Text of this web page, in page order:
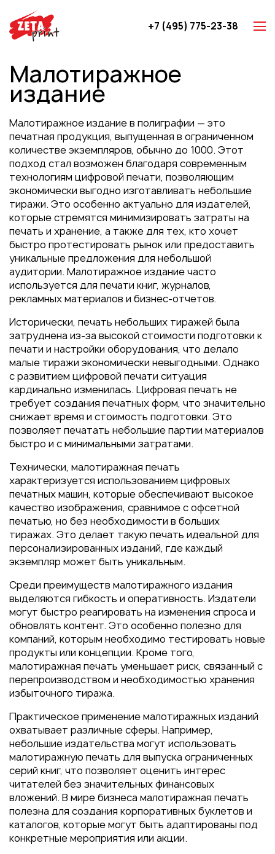
Брошюры
Буклеты
Каталоги
Листовки
Книги
Папки
Календари
Упаковка
Блокноты с логотипом
Пакеты
Конверты
Журналы
Полиграфия для выставок
под ключ
Полиграфия к выборам 2026
+7 (495) 775-23-38
Малотиражное
издание
Малотиражное издание в полиграфии — это
печатная продукция, выпущенная в ограниченном
количестве экземпляров, обычно до 1000. Этот
подход стал возможен благодаря современным
технологиям цифровой печати, позволяющим
экономически выгодно изготавливать небольшие
тиражи. Это особенно актуально для издателей,
которые стремятся минимизировать затраты на
печать и хранение, а также для тех, кто хочет
быстро протестировать рынок или предоставить
уникальные предложения для небольшой
аудитории. Малотиражное издание часто
используется для печати книг, журналов,
рекламных материалов и бизнес-отчетов.
Исторически, печать небольших тиражей была
затруднена из-за высокой стоимости подготовки к
печати и настройки оборудования, что делало
малые тиражи экономически невыгодными. Однако
с развитием цифровой печати ситуация
кардинально изменилась. Цифровая печать не
требует создания печатных форм, что значительно
снижает время и стоимость подготовки. Это
позволяет печатать небольшие партии материалов
быстро и с минимальными затратами.
Технически, малотиражная печать
характеризуется использованием цифровых
печатных машин, которые обеспечивают высокое
качество изображения, сравнимое с офсетной
печатью, но без необходимости в больших
тиражах. Это делает такую печать идеальной для
персонализированных изданий, где каждый
экземпляр может быть уникальным.
Среди преимуществ малотиражного издания
выделяются гибкость и оперативность. Издатели
могут быстро реагировать на изменения спроса и
обновлять контент. Это особенно полезно для
компаний, которым необходимо тестировать новые
продукты или концепции. Кроме того,
малотиражная печать уменьшает риск, связанный с
перепроизводством и необходимостью хранения
избыточного тиража.
Практическое применение малотиражных изданий
охватывает различные сферы. Например,
небольшие издательства могут использовать
малотиражную печать для выпуска ограниченных
серий книг, что позволяет оценить интерес
читателей без значительных финансовых
вложений. В мире бизнеса малотиражная печать
полезна для создания корпоративных буклетов и
каталогов, которые могут быть адаптированы под
конкретные мероприятия или акции.